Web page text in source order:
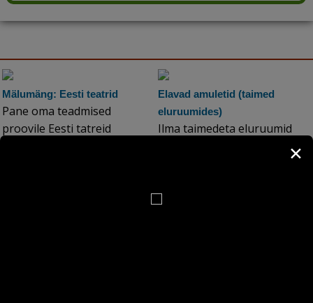
Mälumäng: Eesti teatrid
Pane oma teadmised
proovile Eesti tatreid
Elavad amuletid (taimed
eluruumides)
Ilma taimedeta eluruumid
näivad tühjad ja külmad. Eriti
rikastavad õhku,
✕